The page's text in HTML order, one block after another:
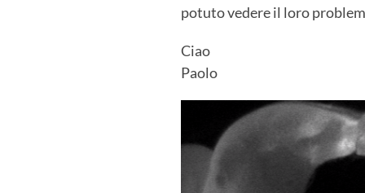
potuto vedere il loro
Ciao
Paolo